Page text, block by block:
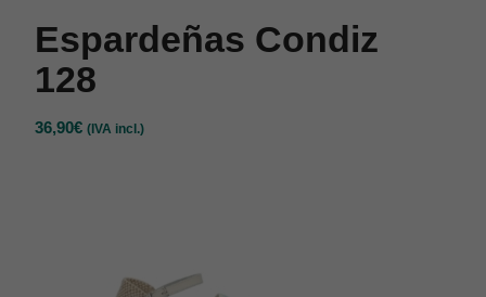
Espardeñas Condiz
128
36,90€ (IVA incl.)